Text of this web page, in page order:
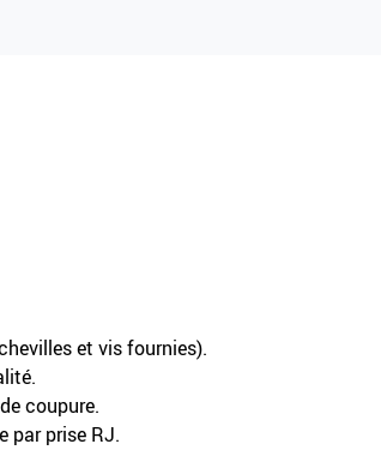
et vis fournies).
coupure.
par prise RJ.